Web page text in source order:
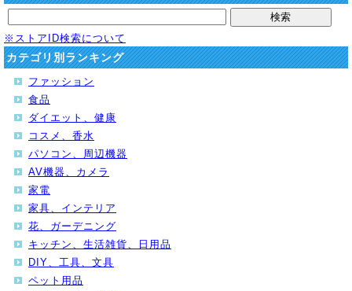
※ストアID検索について
カテゴリ別ランキング
ファッション
食品
ダイエット、健康
コスメ、香水
パソコン、周辺機器
AV機器、カメラ
家電
家具、インテリア
花、ガーデニング
キッチン、生活雑貨、日用品
DIY、工具、文具
ペット用品